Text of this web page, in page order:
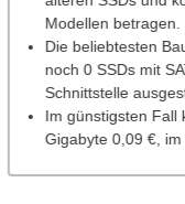
Modellen betragen.
Die beliebtesten
noch 0 SSDs mit
Schnittstelle
Im günstigsten Fall
Gigabyte 0,09 €,